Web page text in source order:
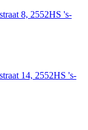
8, 2552HS 's-
14, 2552HS 's-